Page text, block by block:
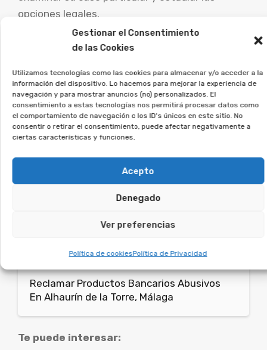
Gestionar el Consentimiento
de las Cookies
Utilizamos tecnologías como las cookies para almacenar y/o acceder a la
información del dispositivo. Lo hacemos para mejorar la experiencia de
navegación y para mostrar anuncios (no) personalizados. El
consentimiento a estas tecnologías nos permitirá procesar datos como
el comportamiento de navegación o los ID's únicos en este sitio. No
consentir o retirar el consentimiento, puede afectar negativamente a
ciertas características y funciones.
Acepto
Denegado
Ver preferencias
Política de cookiesPolítica de Privacidad
opciones legales.
En Afeban ayudamos a los
derechos.
Si crees que puedes estar afectado, deja tus
datos, y lo estudiaremos en detalle.
Te puede interesar:
Reclamar Productos Bancarios Abusivos
Reclamar Productos Bancarios Abusivos
En Alhaurín de la Torre, Málaga
Te puede interesar: